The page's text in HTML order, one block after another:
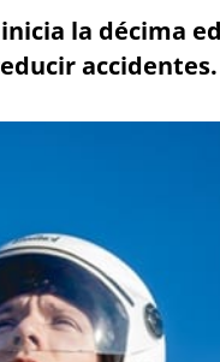
la décima
accidentes.